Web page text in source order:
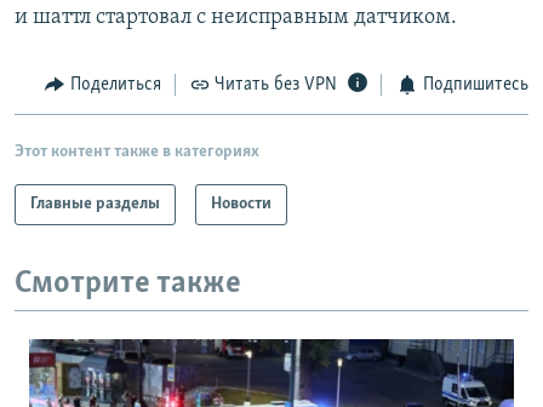
Все сайты РСЕ/РС
и шаттл стартовал с неисправным датчиком.
Поделиться Читать без VPN Подпишитесь
Этот контент также в категориях
Главные разделы Новости
Смотрите также